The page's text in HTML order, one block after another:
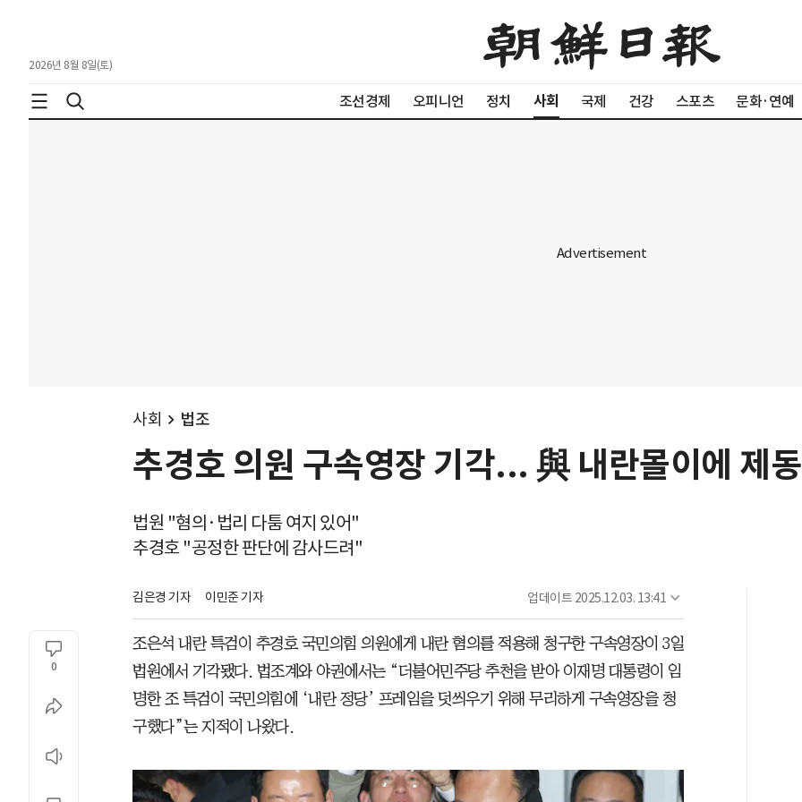
2026년 8월 8일(토)
조선경제 오피니언 정치 사회 국제 건강 스포츠 문화·연예
사회 법조
추경호 의원 구속영장 기각... 與 내란몰이에 제
법원 "혐의·법리 다툼 여지 있어"
추경호 "공정한 판단에 감사드려"
김은경 기자 이민준 기자 업데이트 2025.12.03. 13:41
0
조은석 내란 특검이 추경호 국민의힘 의원에게 내란 혐의를 적용해 청구한 구속영장이 3일
법원에서 기각됐다. 법조계와 야권에서는 “더불어민주당 추천을 받아 이재명 대통령이 임
명한 조 특검이 국민의힘에 ‘내란 정당’ 프레임을 덧씌우기 위해 무리하게 구속영장을 청
구했다”는 지적이 나왔다.